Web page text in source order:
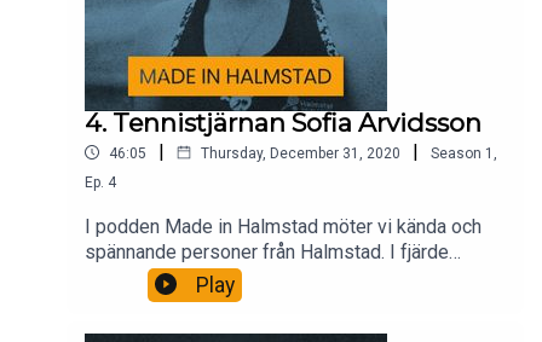
4. Tennistjärnan Sofia Arvidsson
46:05 | Thursday, December 31, 2020 | Season 1
Ep. 4
I podden Made in Halmstad möter vi kända och
spännande personer från Halmstad. I fjärde
avsnittet i poddserien möter vi tennislegendaren
Sofia Arvidsson.
Play